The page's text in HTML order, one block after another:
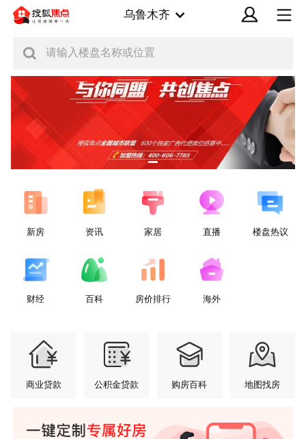
乌鲁木齐
请输入楼盘名称或位置
新房 资讯 家居 直播 楼盘热议
财经 百科 房价排行 海外
商业贷款 公积金贷款 购房百科 地图找房